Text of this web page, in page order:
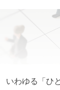
いわゆる「ひ